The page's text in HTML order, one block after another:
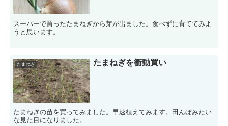
スーパーで買ったたまねぎから芽が出ました。食べずに育ててみよ
うと思います。
たまねぎ たまねぎを衝動買い
たまねぎの苗を買ってみました。早速植えてみます。田んぼみたい
な見た目になりました。